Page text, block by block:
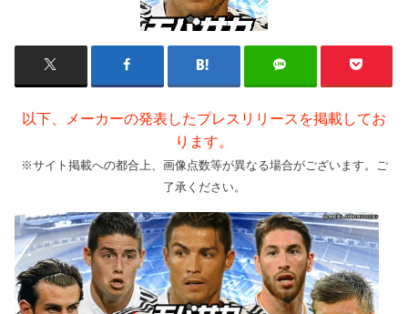
以下、メーカーの発表したプレスリリースを掲載してお
ります。
※サイト掲載への都合上、画像点数等が異なる場合がございます。ご
了承ください。